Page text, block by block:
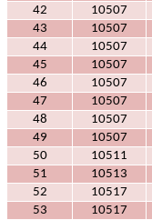
42
10507
43
10507
44
10507
45
10507
46
10507
47
10507
48
10507
49
10507
50
10511
51
10513
52
10517
53
10517